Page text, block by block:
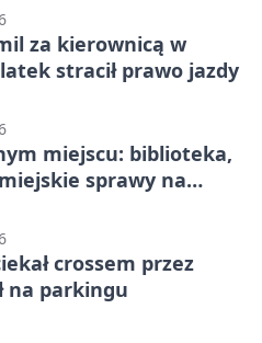
za kierownicą w
stracił prawo jazdy
miejscu: biblioteka,
sprawy na
crossem przez
na parkingu